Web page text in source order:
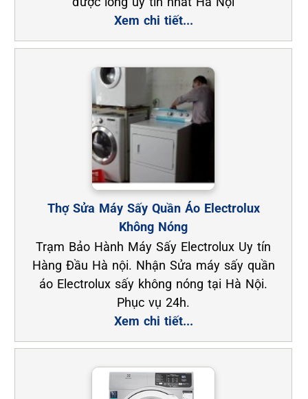
Xem chi tiết...
Thợ Sửa Máy Sấy Quần Áo Electrolux
Không Nóng
Trạm Bảo Hành Máy Sấy Electrolux Uy tín
Hàng Đầu Hà nội. Nhận Sửa máy sấy quần
áo Electrolux sấy không nóng tại Hà Nội.
Phục vụ 24h.
Xem chi tiết...